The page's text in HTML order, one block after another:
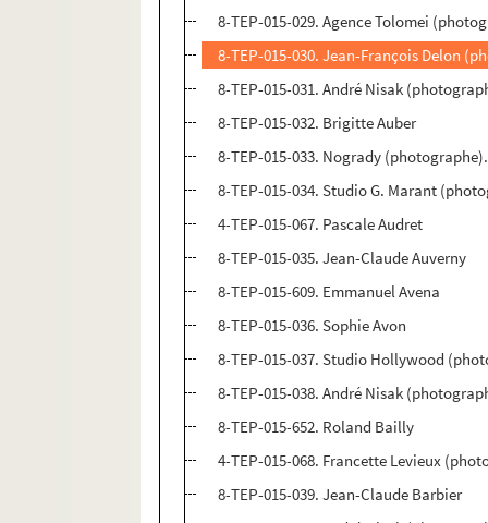
8-TEP-015-029. Agence Tolomei
8-TEP-015-030. Jean-François Delon
8-TEP-015-031. André Nisak
8-TEP-015-032. Brigitte Auber
8-TEP-015-033. Nogrady
8-TEP-015-034. Studio G. Marant
4-TEP-015-067. Pascale Audret
8-TEP-015-035. Jean-Claude Auverny
8-TEP-015-609. Emmanuel Avena
8-TEP-015-036. Sophie Avon
8-TEP-015-037. Studio Hollywood
8-TEP-015-038. André Nisak
8-TEP-015-652. Roland Bailly
4-TEP-015-068. Francette Levieux
8-TEP-015-039. Jean-Claude Barbier